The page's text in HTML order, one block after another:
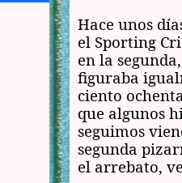
Hace unos
el Sporting
en la
figuraba
ciento
que algunos
seguimos
segunda
el arrebato,